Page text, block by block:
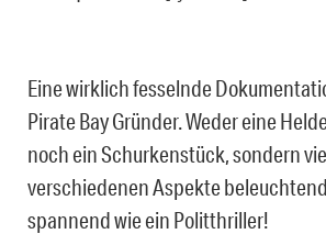
Eine wirklich fesselnde
Pirate Bay Gründer. Weder eine
noch ein Schurkenstück, sondern
verschiedenen Aspekte
spannend wie ein Politthriller!